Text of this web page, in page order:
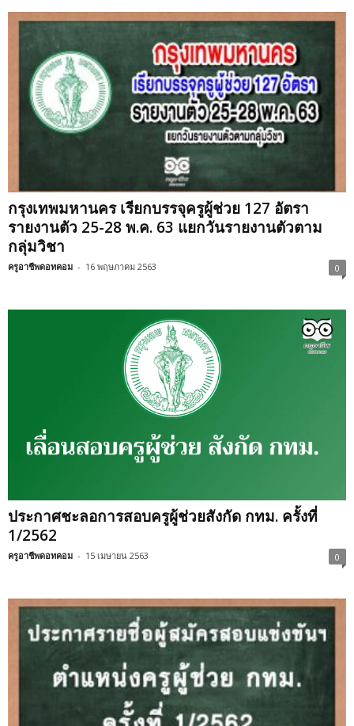
กรุงเทพมหานคร เรียกบรรจุครูผู้ช่วย 127 อัตรา
รายงานตัว 25-28 พ.ค. 63 แยกวันรายงานตัวตาม
กลุ่มวิชา
ครูอาชีพดอทคอม - 16 พฤษภาคม 2563 0
ประกาศชะลอการสอบครูผู้ช่วยสังกัด กทม. ครั้งที่
1/2562
ครูอาชีพดอทคอม - 15 เมษายน 2563 0